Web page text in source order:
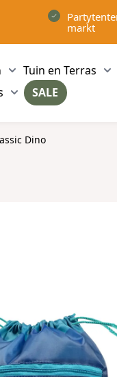
markt
Show submenu for
Tuin en Terras
Show submenu for
SALE
Dino